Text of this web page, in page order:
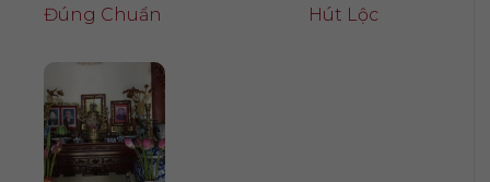
Đúng Chuẩn
Hút Lộc